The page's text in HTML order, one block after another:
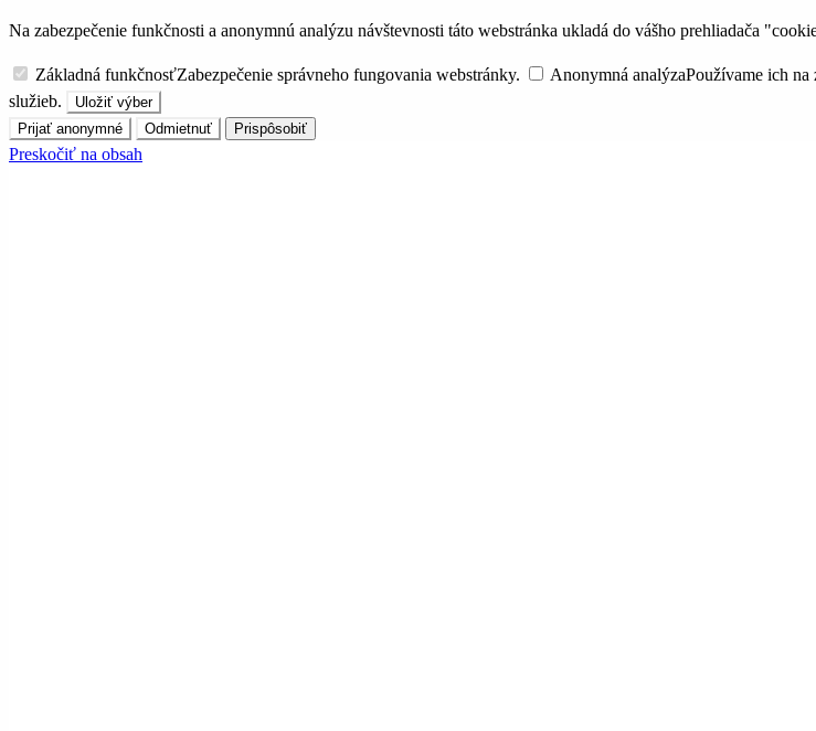
Na zabezpečenie funkčnosti a anonymnú analýzu návštevnosti táto webstránka ukladá do vášho prehliadača
Základná funkčnosťZabezpečenie správneho fungovania webstránky. Anonymná analýzaPoužívame ich na
služieb.
Uložiť výber
Prijať anonymné
Odmietnuť Prispôsobiť
Preskočiť na obsah